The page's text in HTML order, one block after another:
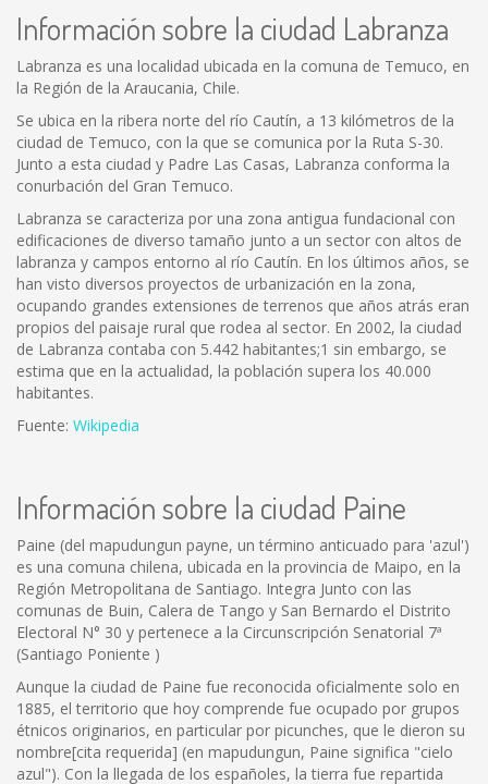
Información sobre la ciudad Labranza
Labranza es una localidad ubicada en la comuna de Temuco, en
la Región de la Araucania, Chile.
Se ubica en la ribera norte del río Cautín, a 13 kilómetros de la
ciudad de Temuco, con la que se comunica por la Ruta S-30.
Junto a esta ciudad y Padre Las Casas, Labranza conforma la
conurbación del Gran Temuco.
Labranza se caracteriza por una zona antigua fundacional con
edificaciones de diverso tamaño junto a un sector con altos de
labranza y campos entorno al río Cautín. En los últimos años, se
han visto diversos proyectos de urbanización en la zona,
ocupando grandes extensiones de terrenos que años atrás eran
propios del paisaje rural que rodea al sector. En 2002, la ciudad
de Labranza contaba con 5.442 habitantes;1 sin embargo, se
estima que en la actualidad, la población supera los 40.000
habitantes.
Fuente: Wikipedia
Información sobre la ciudad Paine
Paine (del mapudungun payne, un término anticuado para 'azul')
es una comuna chilena, ubicada en la provincia de Maipo, en la
Región Metropolitana de Santiago. Integra Junto con las
comunas de Buin, Calera de Tango y San Bernardo el Distrito
Electoral N° 30 y pertenece a la Circunscripción Senatorial 7ª
(Santiago Poniente )
Aunque la ciudad de Paine fue reconocida oficialmente solo en
1885, el territorio que hoy comprende fue ocupado por grupos
étnicos originarios, en particular por picunches, que le dieron su
nombre[cita requerida] (en mapudungun, Paine significa "cielo
azul"). Con la llegada de los españoles, la tierra fue repartida